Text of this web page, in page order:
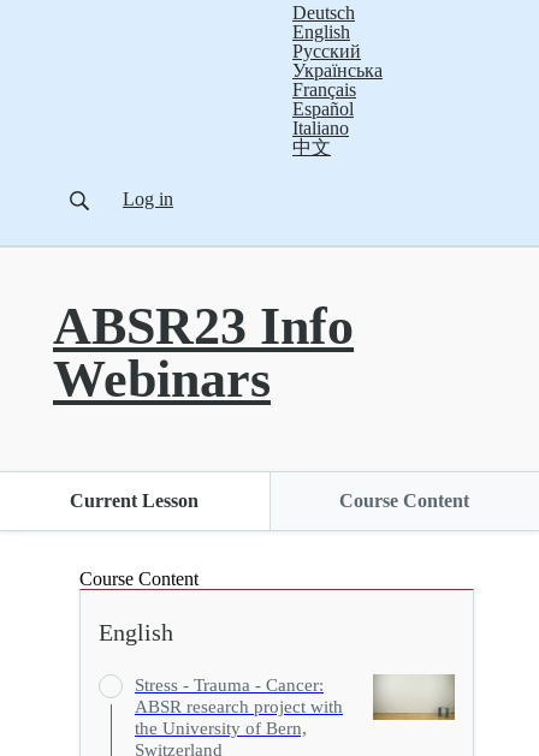
Deutsch
English
Русский
Українська
Français
Español
Italiano
中文
Log in
ABSR23 Info
Webinars
Current Lesson Course Content
Course Content
English
Stress - Trauma - Cancer:
ABSR research project with
the University of Bern,
Switzerland